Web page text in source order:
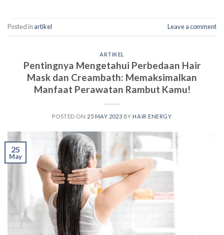
Posted in artikel Leave a comment
ARTIKEL
Pentingnya Mengetahui Perbedaan Hair
Mask dan Creambath: Memaksimalkan
Manfaat Perawatan Rambut Kamu!
POSTED ON 25 MAY 2023 BY HAIR ENERGY
25
May